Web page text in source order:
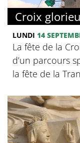
Croix
LUNDI 14
La fête de la
d’un parcours
la fête de la